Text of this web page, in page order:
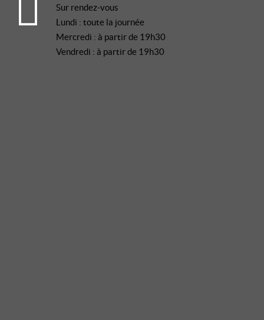
Sur rendez-vous
Lundi : toute la journée
Mercredi : à partir de 19h30
Vendredi : à partir de 19h30